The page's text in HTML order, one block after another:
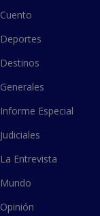
Cuento
Deportes
Destinos
Generales
Informe Especial
Judiciales
La Entrevista
Mundo
Opinión